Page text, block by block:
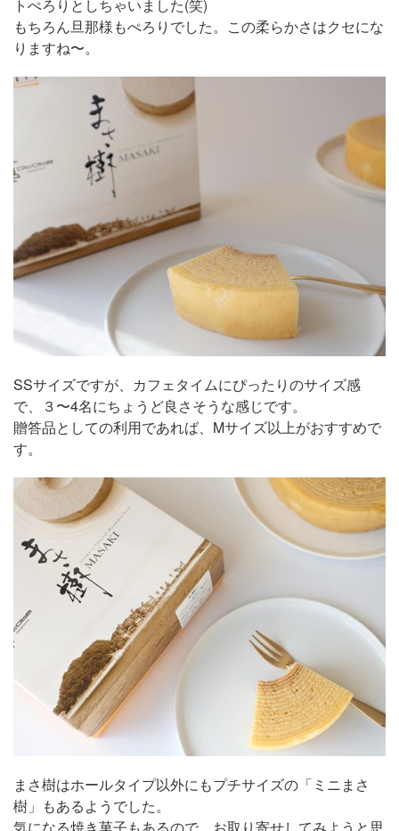
トぺろりとしちゃいました(笑)
もちろん旦那様もぺろりでした。この柔らかさはクセにな
りますね〜。
SSサイズですが、カフェタイムにぴったりのサイズ感
で、３〜4名にちょうど良さそうな感じです。
贈答品としての利用であれば、Mサイズ以上がおすすめで
す。
まさ樹はホールタイプ以外にもプチサイズの「ミニまさ
樹」もあるようでした。